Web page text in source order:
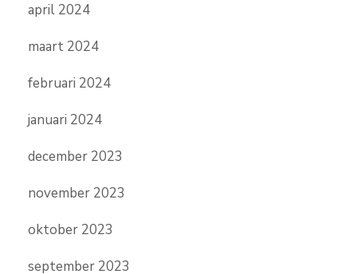
april 2024
maart 2024
februari 2024
januari 2024
december 2023
november 2023
oktober 2023
september 2023